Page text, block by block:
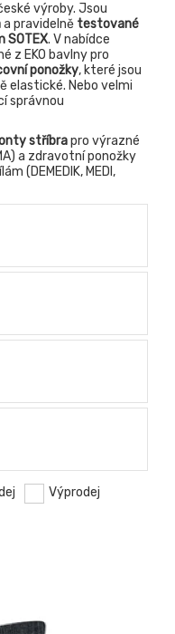
výroby. Jsou
a pravidelně testované
. V nabídce
z EKO bavlny pro
ponožky, které jsou
elastické. Nebo velmi
správnou
stříbrapro výrazné
a zdravotní ponožky
(DEMEDIK, MEDI,
Výprodej